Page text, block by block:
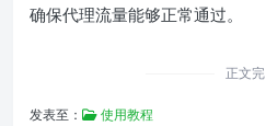
确保代理流量能够正常通过。
正文完
发表至： 使用教程